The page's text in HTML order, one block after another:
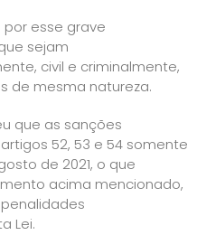
esse grave
sejam
civil e criminalmente,
de mesma natureza.
que as sanções
52, 53 e 54 somente
de 2021, o que
acima mencionado,
Lei.